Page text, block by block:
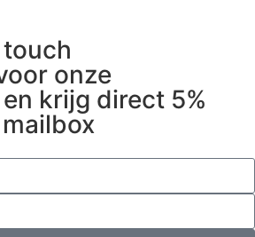
onze
krijg direct 5%